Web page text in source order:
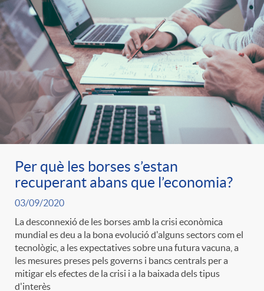
Per què les borses s’estan
recuperant abans que l’economia?
03/09/2020
La desconnexió de les borses amb la crisi econòmica
mundial es deu a la bona evolució d'alguns sectors com el
tecnològic, a les expectatives sobre una futura vacuna, a
les mesures preses pels governs i bancs centrals per a
mitigar els efectes de la crisi i a la baixada dels tipus
d'interès